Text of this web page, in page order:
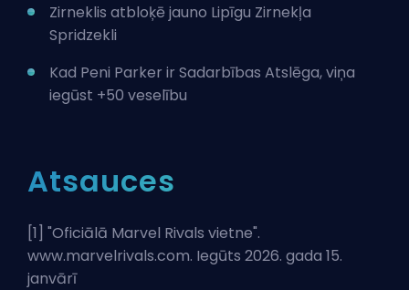
Zirneklis atbloķē jauno Lipīgu Zirnekļa
Spridzekli
Kad Peni Parker ir Sadarbības Atslēga, viņa
iegūst +50 veselību
Atsauces
[1] "Oficiālā Marvel Rivals vietne".
www.marvelrivals.com. Iegūts 2026. gada 15.
janvārī